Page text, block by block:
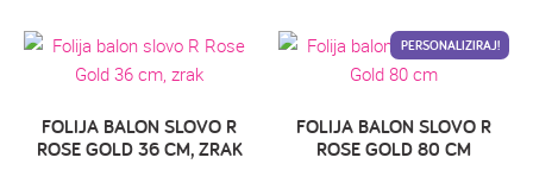
FOLIJA BALON SLOVO R
ROSE GOLD 36 CM, ZRAK
PERSONALIZIRAJ!
FOLIJA BALON SLOVO R
ROSE GOLD 80 CM